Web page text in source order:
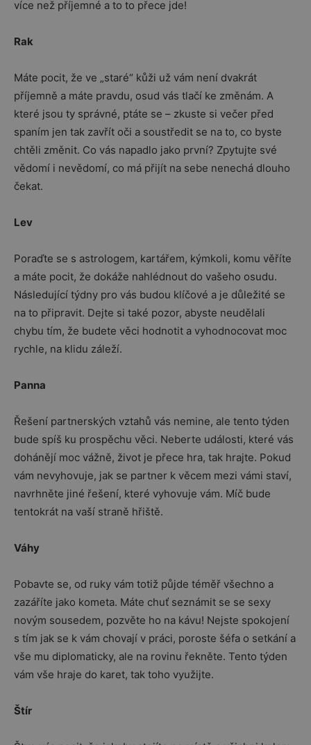
více než příjemné a to to přece jde!
Rak
Máte pocit, že ve „staré“ kůži už vám není dvakrát
příjemně a máte pravdu, osud vás tlačí ke změnám. A
které jsou ty správné, ptáte se – zkuste si večer před
spaním jen tak zavřít oči a soustředit se na to, co byste
chtěli změnit. Co vás napadlo jako první? Zpytujte své
vědomí i nevědomí, co má přijít na sebe nenechá dlouho
čekat.
Lev
Poraďte se s astrologem, kartářem, kýmkoli, komu věříte
a máte pocit, že dokáže nahlédnout do vašeho osudu.
Následující týdny pro vás budou klíčové a je důležité se
na to připravit. Dejte si také pozor, abyste neudělali
chybu tím, že budete věci hodnotit a vyhodnocovat moc
rychle, na klidu záleží.
Panna
Řešení partnerských vztahů vás nemine, ale tento týden
bude spíš ku prospěchu věci. Neberte události, které vás
dohánějí moc vážně, život je přece hra, tak hrajte. Pokud
vám nevyhovuje, jak se partner k věcem mezi vámi staví,
navrhněte jiné řešení, které vyhovuje vám. Míč bude
tentokrát na vaší straně hřiště.
Váhy
Pobavte se, od ruky vám totiž půjde téměř všechno a
zazáříte jako kometa. Máte chuť seznámit se se sexy
novým sousedem, pozvěte ho na kávu! Nejste spokojení
s tím jak se k vám chovají v práci, poroste šéfa o setkání a
vše mu diplomaticky, ale na rovinu řekněte. Tento týden
vám vše hraje do karet, tak toho využijte.
Štír